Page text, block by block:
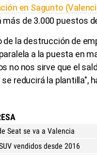
en Sagunto
más de 3.000 puestos
de la destrucción de
a la puesta en
no nos sirve que el
reducirá la plantilla",
Seat se va a Valencia
vendidos desde 2016